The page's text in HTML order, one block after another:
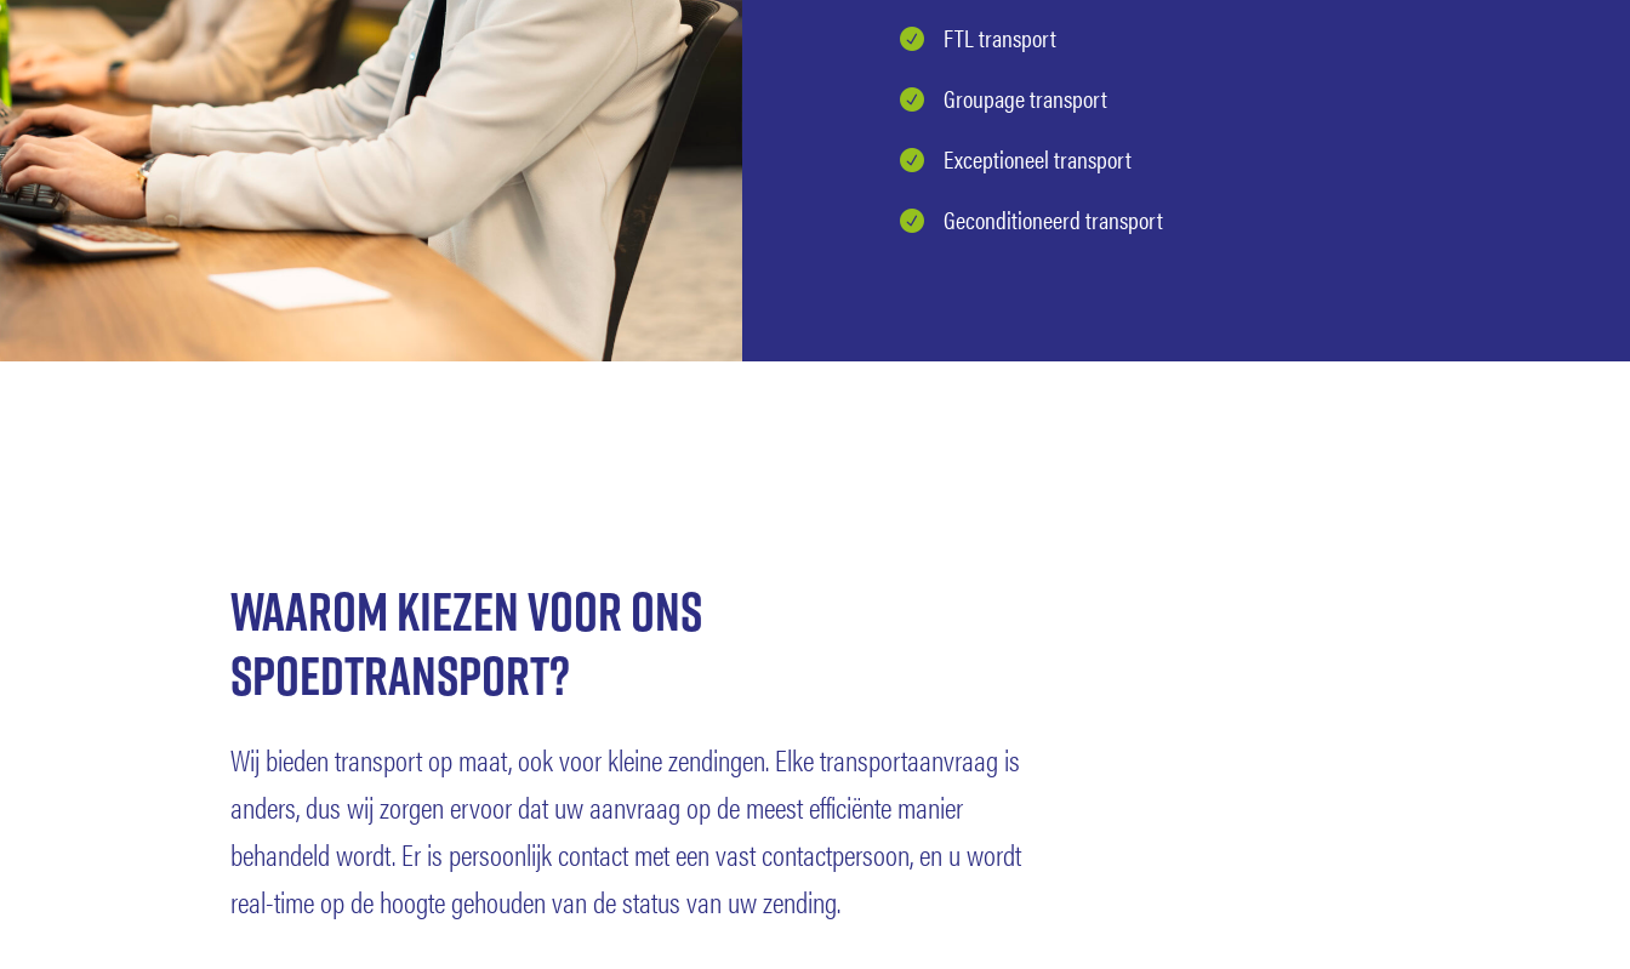
FTL transport
Groupage transport
Exceptioneel transport
Geconditioneerd transport
Waarom kiezen voor ons
spoedtransport?
Wij bieden transport op maat, ook voor kleine zendingen. Elke transportaanvraag is
anders, dus wij zorgen ervoor dat uw aanvraag op de meest efficiënte manier
behandeld wordt. Er is persoonlijk contact met een vast contactpersoon, en u wordt
real-time op de hoogte gehouden van de status van uw zending.